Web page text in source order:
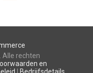
Alle rechten
en
Bedrijfsdetails